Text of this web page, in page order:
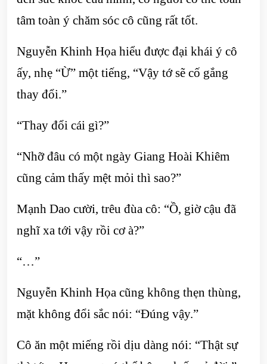
tâm toàn ý chăm sóc cô cũng rất tốt.
Nguyễn Khinh Họa hiểu được đại khái ý cô
ấy, nhẹ “Ừ” một tiếng, “Vậy tớ sẽ cố gắng
thay đổi.”
“Thay đổi cái gì?”
“Nhỡ đâu có một ngày Giang Hoài Khiêm
cũng cảm thấy mệt mỏi thì sao?”
Mạnh Dao cười, trêu đùa cô: “Ồ, giờ cậu đã
nghĩ xa tới vậy rồi cơ à?”
“…”
Nguyễn Khinh Họa cũng không thẹn thùng,
mặt không đổi sắc nói: “Đúng vậy.”
Cô ăn một miếng rồi dịu dàng nói: “Thật sự